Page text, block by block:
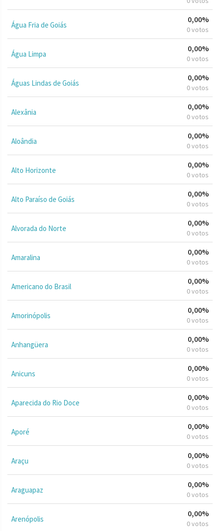
Água Fria de Goiás
0,00%
0 votos
Água Limpa
0,00%
0 votos
Águas Lindas de Goiás
0,00%
0 votos
Alexânia
0,00%
0 votos
Aloândia
0,00%
0 votos
Alto Horizonte
0,00%
0 votos
Alto Paraíso de Goiás
0,00%
0 votos
Alvorada do Norte
0,00%
0 votos
Amaralina
0,00%
0 votos
Americano do Brasil
0,00%
0 votos
Amorinópolis
0,00%
0 votos
Anhangüera
0,00%
0 votos
Anicuns
0,00%
0 votos
Aparecida do Rio Doce
0,00%
0 votos
Aporé
0,00%
0 votos
Araçu
0,00%
0 votos
Araguapaz
0,00%
0 votos
Arenópolis
0,00%
0 votos